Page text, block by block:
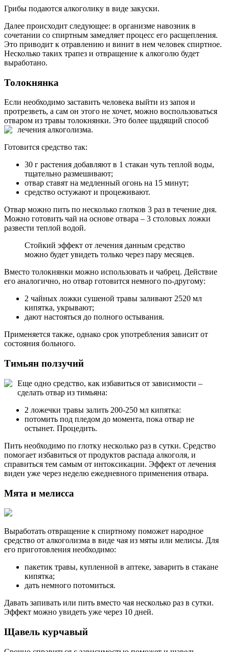
Грибы подаются алкоголику в виде закуски.
Далее происходит следующее: в организме навозник в
сочетании со спиртным замедляет процесс его расщепления.
Это приводит к отравлению и винит в нем человек спиртное.
Несколько таких трапез и отвращение к алкоголю будет
выработано.
Толокнянка
Если необходимо заставить человека выйти из запоя и
протрезветь, а сам он этого не хочет, можно воспользоваться
отваром из травы толокнянки. Это более щадящий способ
лечения алкоголизма.
Готовится средство так:
30 г растения добавляют в 1 стакан чуть теплой воды,
тщательно размешивают;
отвар ставят на медленный огонь на 15 минут;
средство остужают и процеживают.
Отвар можно пить по несколько глотков 3 раз в течение дня.
Можно готовить чай на основе отвара – 3 столовых ложки
развести теплой водой.
Стойкий эффект от лечения данным средство
можно будет увидеть только через пару месяцев.
Вместо толокнянки можно использовать и чабрец. Действие
его аналогично, но отвар готовится немного по-другому:
2 чайных ложки сушеной травы заливают 2520 мл
кипятка, укрывают;
дают настояться до полного остывания.
Применяется также, однако срок употребления зависит от
состояния больного.
Тимьян ползучий
Еще одно средство, как избавиться от зависимости –
сделать отвар из тимьяна:
2 ложечки травы залить 200-250 мл кипятка:
потомить под пледом до момента, пока отвар не
остынет. Процедить.
Пить необходимо по глотку несколько раз в сутки. Средство
помогает избавиться от продуктов распада алкоголя, и
справиться тем самым от интоксикации. Эффект от лечения
виден уже через неделю ежедневного применения отвара.
Мята и мелисса
Выработать отвращение к спиртному поможет народное
средство от алкоголизма в виде чая из мяты или мелисы. Для
его приготовления необходимо:
пакетик травы, купленной в аптеке, заварить в стакане
кипятка;
дать немного потомиться.
Давать запивать или пить вместо чая несколько раз в сутки.
Эффект можно увидеть уже через 10 дней.
Щавель курчавый